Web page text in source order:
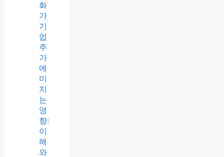
화
가
기
업
주
가
에
미
치
는
영
향:
이
해
와